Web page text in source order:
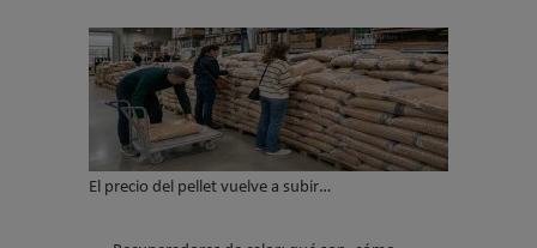
El precio del pellet vuelve a subir…